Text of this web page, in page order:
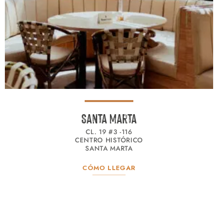
Santa Marta
CL. 19 #3 -116
CENTRO HISTÓRICO
SANTA MARTA
CÓMO LLEGAR